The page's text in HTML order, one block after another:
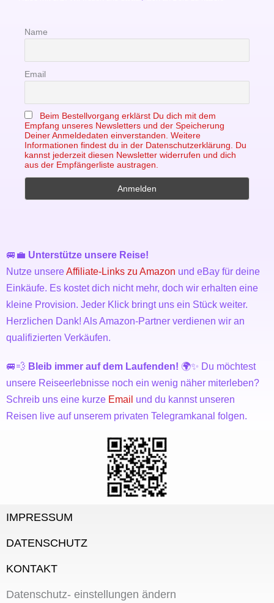
Name
Email
Beim Bestellvorgang erklärst Du dich mit dem
Empfang unseres Newsletters und der Speicherung
Deiner Anmeldedaten einverstanden. Weitere
Informationen findest du in der Datenschutzerklärung. Du
kannst jederzeit diesen Newsletter widerrufen und dich
aus der Empfängerliste austragen.
🚐💼 Unterstütze unsere Reise!
Nutze unsereAffiliate-Links zu Amazon und eBay für deine
Einkäufe. Es kostet dich nicht mehr, doch wir erhalten eine
kleine Provision. Jeder Klick bringt uns ein Stück weiter.
Herzlichen Dank! Als Amazon-Partner verdienen wir an
qualifizierten Verkäufen.
🚐💨 Bleib immer auf dem Laufenden! 🌍✨ Du möchtest
unsere Reiseerlebnisse noch ein wenig näher miterleben?
Schreib uns eine kurze Email und du kannst unseren
Reisen live auf unserem privaten Telegramkanal folgen.
IMPRESSUM
DATENSCHUTZ
KONTAKT
Datenschutz- einstellungen ändern